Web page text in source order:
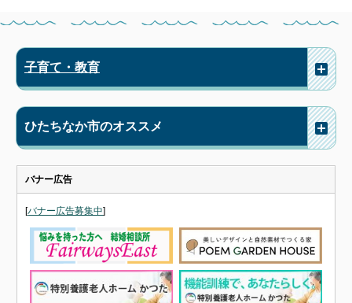
子育て・教育
ひたちなか市のオススメ
バナー広告
[バナー広告募集中]